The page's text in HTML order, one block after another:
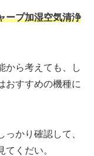
ープ加湿空気清浄
から考えても、し
おすすめの機種に
かり確認して、
くだい。